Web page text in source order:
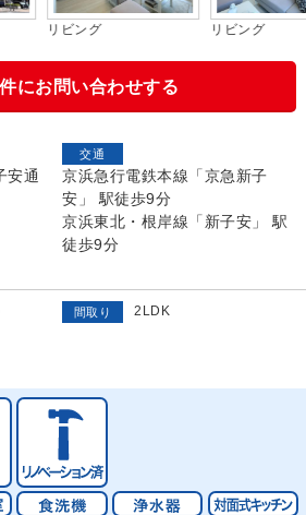
にお問い合わせする
安通
交通
京浜急行電鉄本線「京急新子
安」 駅徒歩9分
京浜東北・根岸線「新子安」 駅
徒歩9分
間取り 2LDK